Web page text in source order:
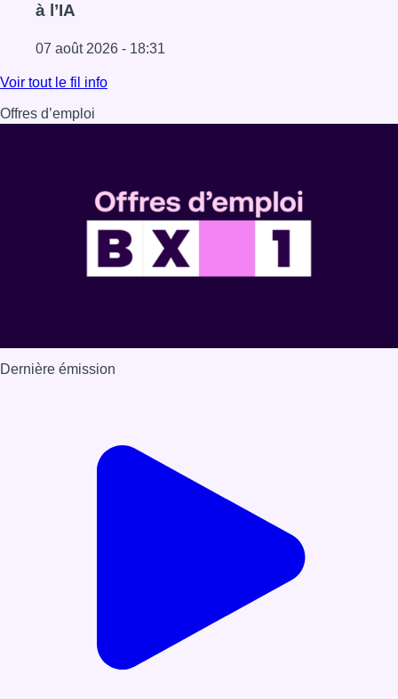
à l’IA
07 août 2026 - 18:31
Lire l'article Pizza Nizar: un coup de pub inattendu grâce
Voir tout le fil info
Offres d’emploi
Dernière émission